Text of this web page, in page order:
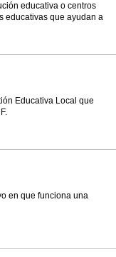
educativa o centros
educativas que ayudan a
Educativa Local que
en que funciona una